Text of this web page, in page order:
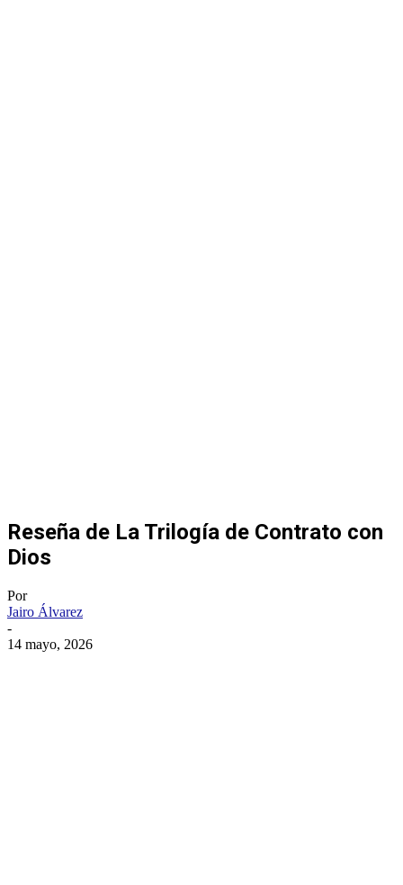
Reseña de La Trilogía de Contrato con
Dios
Por
Jairo Álvarez
-
14 mayo, 2026